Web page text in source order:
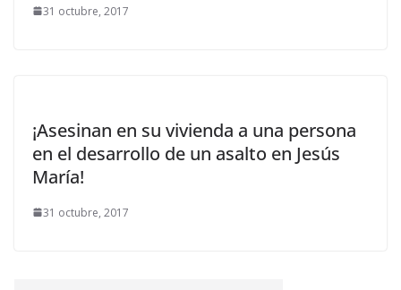
31 octubre, 2017
¡Asesinan en su vivienda a una persona
en el desarrollo de un asalto en Jesús
María!
31 octubre, 2017